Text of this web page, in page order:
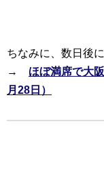
ちなみに、数日後
→ ほぼ満席で大
月28日）